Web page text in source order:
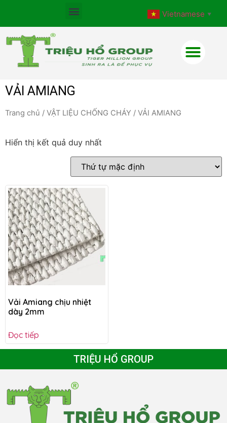
Vietnamese ▼
VẢI AMIANG
Trang chủ / VẬT LIỆU CHỐNG CHÁY / VẢI AMIANG
Hiển thị kết quả duy nhất
Vải Amiang chịu nhiệt
dày 2mm
Đọc tiếp
TRIỆU HỔ GROUP